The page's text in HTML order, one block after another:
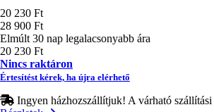
Ár
20 230 Ft
28 900 Ft
Elmúlt 30 nap legalacsonyabb ára
20 230 Ft
Nincs raktáron
Értesítést kérek, ha újra elérhető
Ingyen házhozszállítjuk! A várható